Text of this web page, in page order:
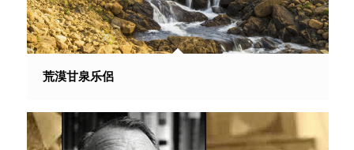
荒漠甘泉乐侶